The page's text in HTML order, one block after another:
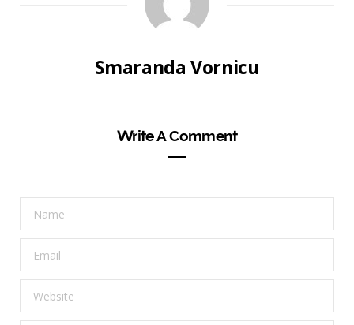
Smaranda Vornicu
Write A Comment